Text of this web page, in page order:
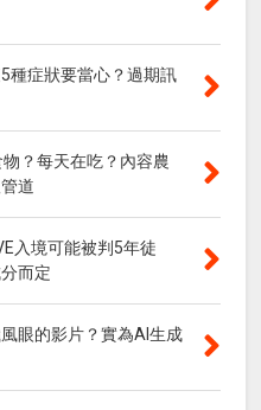
種症狀要當心？過期訊
物？每天在吃？內容農
道
入境可能被判5年徒
而定
眼的影片？實為AI生成